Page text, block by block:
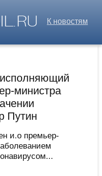
К новостям
министра
Путин
и.о премьер-